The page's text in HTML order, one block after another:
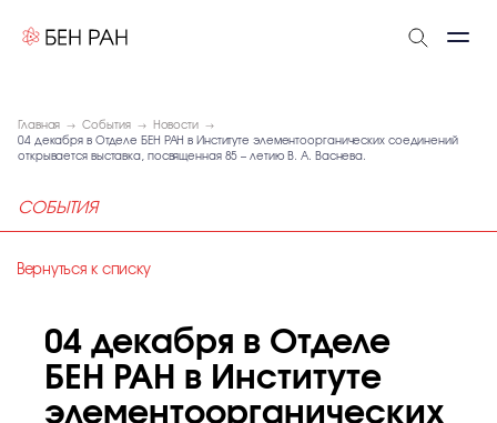
Главная События
Новости
04 декабря в Отделе БЕН РАН в Институте элементоорганических соединений
открывается выставка, посвященная 85 – летию В. А. Васнева.
СОБЫТИЯ
Вернуться к списку
04 декабря в Отделе
БЕН РАН в Институте
элементоорганических